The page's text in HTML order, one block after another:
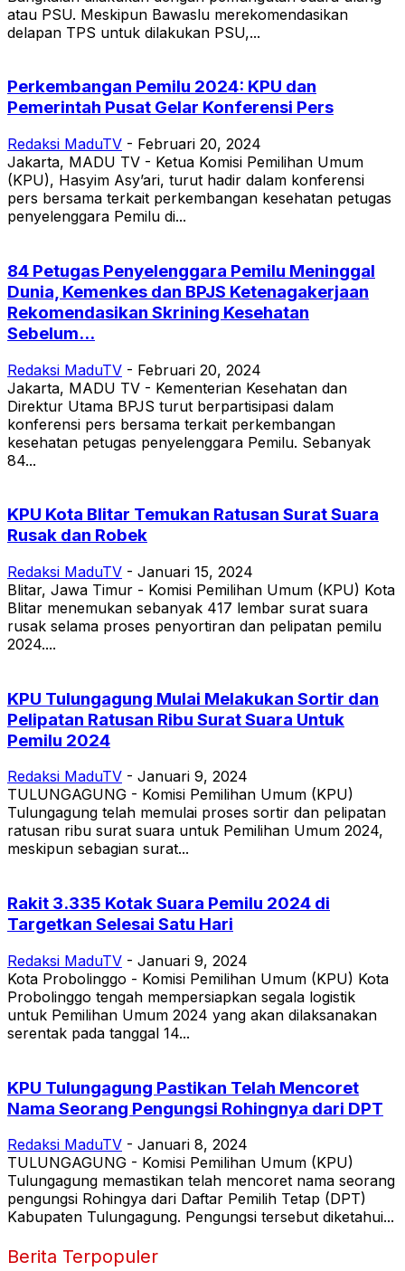
atau PSU. Meskipun Bawaslu merekomendasikan
delapan TPS untuk dilakukan PSU,...
Perkembangan Pemilu 2024: KPU dan
Pemerintah Pusat Gelar Konferensi Pers
Redaksi MaduTV - Februari 20, 2024
Jakarta, MADU TV - Ketua Komisi Pemilihan Umum
(KPU), Hasyim Asy’ari, turut hadir dalam konferensi
pers bersama terkait perkembangan kesehatan petugas
penyelenggara Pemilu di...
84 Petugas Penyelenggara Pemilu Meninggal
Dunia, Kemenkes dan BPJS Ketenagakerjaan
Rekomendasikan Skrining Kesehatan
Sebelum...
Redaksi MaduTV - Februari 20, 2024
Jakarta, MADU TV - Kementerian Kesehatan dan
Direktur Utama BPJS turut berpartisipasi dalam
konferensi pers bersama terkait perkembangan
kesehatan petugas penyelenggara Pemilu. Sebanyak
84...
KPU Kota Blitar Temukan Ratusan Surat Suara
Rusak dan Robek
Redaksi MaduTV - Januari 15, 2024
Blitar, Jawa Timur - Komisi Pemilihan Umum (KPU) Kota
Blitar menemukan sebanyak 417 lembar surat suara
rusak selama proses penyortiran dan pelipatan pemilu
2024....
KPU Tulungagung Mulai Melakukan Sortir dan
Pelipatan Ratusan Ribu Surat Suara Untuk
Pemilu 2024
Redaksi MaduTV - Januari 9, 2024
TULUNGAGUNG - Komisi Pemilihan Umum (KPU)
Tulungagung telah memulai proses sortir dan pelipatan
ratusan ribu surat suara untuk Pemilihan Umum 2024,
meskipun sebagian surat...
Rakit 3.335 Kotak Suara Pemilu 2024 di
Targetkan Selesai Satu Hari
Redaksi MaduTV - Januari 9, 2024
Kota Probolinggo - Komisi Pemilihan Umum (KPU) Kota
Probolinggo tengah mempersiapkan segala logistik
untuk Pemilihan Umum 2024 yang akan dilaksanakan
serentak pada tanggal 14...
KPU Tulungagung Pastikan Telah Mencoret
Nama Seorang Pengungsi Rohingnya dari DPT
Redaksi MaduTV - Januari 8, 2024
TULUNGAGUNG - Komisi Pemilihan Umum (KPU)
Tulungagung memastikan telah mencoret nama seorang
pengungsi Rohingya dari Daftar Pemilih Tetap (DPT)
Kabupaten Tulungagung. Pengungsi tersebut diketahui...
Berita Terpopuler